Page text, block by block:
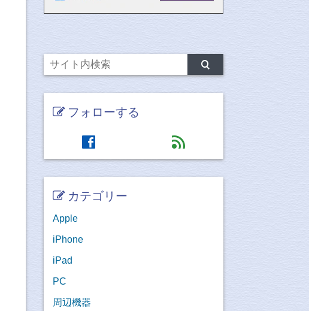
フォローする
facebook feed
カテゴリー
Apple
iPhone
iPad
PC
周辺機器